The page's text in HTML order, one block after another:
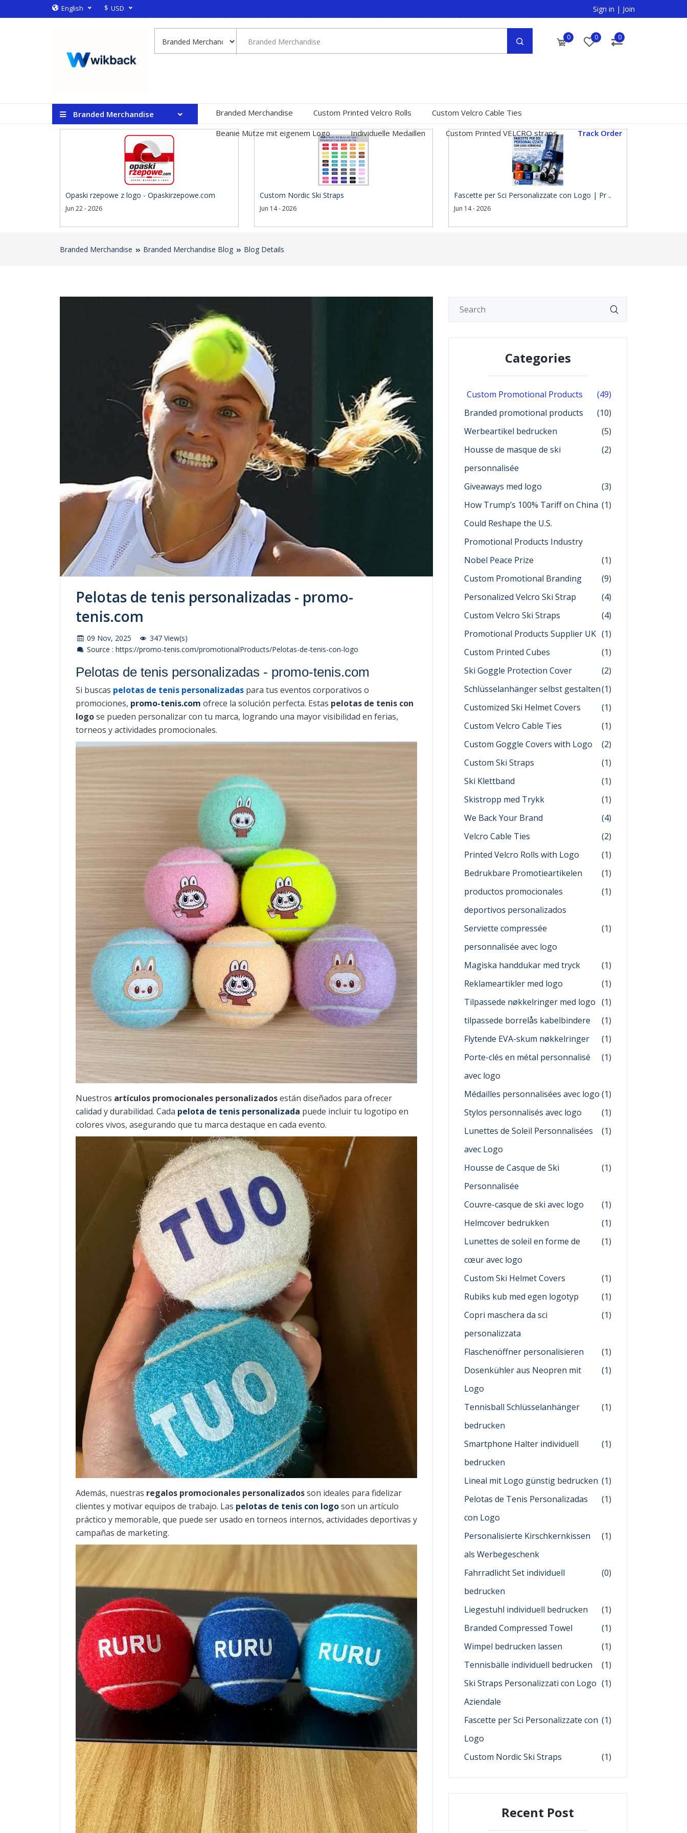
English $ USD Sign in | Join
0 0 0
Branded Merchandise Branded Merchandise Custom Printed Velcro Rolls
Custom Velcro Cable Ties
Beanie Mütze mit eigenem Logo
Individuelle Medaillen Custom Printed VELCRO straps Track Order
Opaski rzepowe z logo - Opaskirzepowe.com
Jun 22 - 2026
Custom Nordic Ski Straps
Jun 14 - 2026
Fascette per Sci Personalizzate con Logo | Pr ..
Jun 14 - 2026
Branded Merchandise Branded Merchandise Blog Blog Details
Pelotas de tenis personalizadas - promo-
tenis.com
09 Nov, 2025
347 View(s)
Source : https://promo-tenis.com/promotionalProducts/Pelotas-de-tenis-con-logo
Pelotas de tenis personalizadas - promo-tenis.com
Si buscas pelotas de tenis personalizadas para tus eventos corporativos o
promociones, promo-tenis.com ofrece la solución perfecta. Estas pelotas de tenis con
logose pueden personalizar con tu marca, logrando una mayor visibilidad en ferias,
torneos y actividades promocionales.
Nuestros artículos promocionales personalizadosestán diseñados para ofrecer
calidad y durabilidad. Cada pelota de tenis personalizada puede incluir tu logotipo en
colores vivos, asegurando que tu marca destaque en cada evento.
Además, nuestras regalos promocionales personalizadosson ideales para fidelizar
clientes y motivar equipos de trabajo. Las pelotas de tenis con logoson un artículo
práctico y memorable, que puede ser usado en torneos internos, actividades deportivas y
campañas de marketing.
Categories
Custom Promotional Products
(49)
Branded promotional products
(10)
Werbeartikel bedrucken
(5)
Housse de masque de ski
personnalisée
(2)
Giveaways med logo
(3)
How Trump’s 100% Tariff on China
Could Reshape the U.S.
Promotional Products Industry
(1)
Nobel Peace Prize
(1)
Custom Promotional Branding
(9)
Personalized Velcro Ski Strap
(4)
Custom Velcro Ski Straps
(4)
Promotional Products Supplier UK (1)
Custom Printed Cubes
(1)
Ski Goggle Protection Cover
(2)
Schlüsselanhänger selbst gestalten(1)
Customized Ski Helmet Covers
(1)
Custom Velcro Cable Ties
(1)
Custom Goggle Covers with Logo
(2)
Custom Ski Straps
(1)
Ski Klettband
(1)
Skistropp med Trykk
(1)
We Back Your Brand
(4)
Velcro Cable Ties
(2)
Printed Velcro Rolls with Logo
(1)
Bedrukbare Promotieartikelen
(1)
productos promocionales
deportivos personalizados
(1)
Serviette compressée
personnalisée avec logo
(1)
Magiska handdukar med tryck
(1)
Reklameartikler med logo
(1)
Tilpassede nøkkelringer med logo (1)
tilpassede borrelås kabelbindere
(1)
Flytende EVA-skum nøkkelringer
(1)
Porte-clés en métal personnalisé
avec logo
(1)
Médailles personnalisées avec logo (1)
Stylos personnalisés avec logo
(1)
Lunettes de Soleil Personnalisées
avec Logo
(1)
Housse de Casque de Ski
Personnalisée
(1)
Couvre-casque de ski avec logo
(1)
Helmcover bedrukken
(1)
Lunettes de soleil en forme de
cœur avec logo
(1)
Custom Ski Helmet Covers
(1)
Rubiks kub med egen logotyp
(1)
Copri maschera da sci
personalizzata
(1)
Flaschenöffner personalisieren
(1)
Dosenkühler aus Neopren mit
Logo
(1)
Tennisball Schlüsselanhänger
bedrucken
(1)
Smartphone Halter individuell
bedrucken
(1)
Lineal mit Logo günstig bedrucken (1)
Pelotas de Tenis Personalizadas
con Logo
(1)
Personalisierte Kirschkernkissen
als Werbegeschenk
(1)
Fahrradlicht Set individuell
bedrucken
(0)
Liegestuhl individuell bedrucken
(1)
Branded Compressed Towel
(1)
Wimpel bedrucken lassen
(1)
Tennisbälle individuell bedrucken
(1)
Ski Straps Personalizzati con Logo
Aziendale
(1)
Fascette per Sci Personalizzate con
Logo
(1)
Custom Nordic Ski Straps (1)
Recent Post